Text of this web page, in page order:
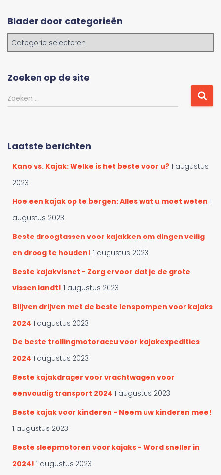
Blader door categorieën
l
e
d
c
Zoeken op de site
Z
o
n
Zoeken …
Laatste berichten
Kano vs. Kajak: Welke is het beste voor u? 1 augustus
2023
Hoe een kajak op te bergen: Alles wat u moet weten 1
augustus 2023
Beste droogtassen voor kajakken om dingen veilig
en droog te houden! 1 augustus 2023
Beste kajakvisnet - Zorg ervoor dat je de grote
vissen landt! 1 augustus 2023
Blijven drijven met de beste lenspompen voor kajaks
2024 1 augustus 2023
De beste trollingmotoraccu voor kajakexpedities
2024 1 augustus 2023
Beste kajakdrager voor vrachtwagen voor
eenvoudig transport 2024 1 augustus 2023
Beste kajak voor kinderen - Neem uw kinderen mee!
1 augustus 2023
Beste sleepmotoren voor kajaks - Word sneller in
2024! 1 augustus 2023